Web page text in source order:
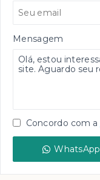
Mensagem
Concordo com a
WhatsApp